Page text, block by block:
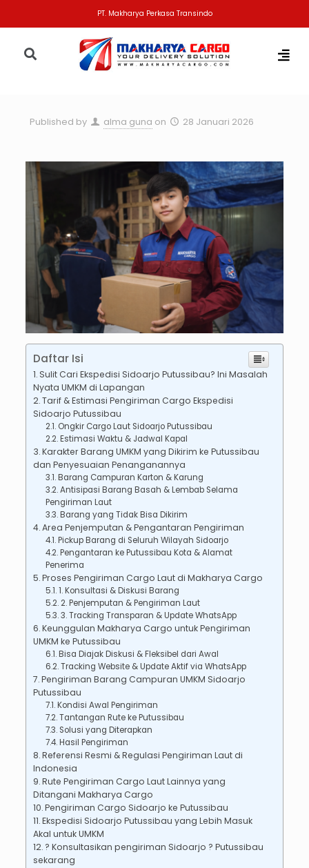
PT. Makharya Perkasa Transindo
Published by alma guna on 28 Januari 2026
Daftar Isi
Sulit Cari Ekspedisi Sidoarjo Putussibau? Ini Masalah
Nyata UMKM di Lapangan
Tarif & Estimasi Pengiriman Cargo Ekspedisi
Sidoarjo Putussibau
Ongkir Cargo Laut Sidoarjo Putussibau
Estimasi Waktu & Jadwal Kapal
Karakter Barang UMKM yang Dikirim ke Putussibau
dan Penyesuaian Penanganannya
Barang Campuran Karton & Karung
Antisipasi Barang Basah & Lembab Selama
Pengiriman Laut
Barang yang Tidak Bisa Dikirim
Area Penjemputan & Pengantaran Pengiriman
Pickup Barang di Seluruh Wilayah Sidoarjo
Pengantaran ke Putussibau Kota & Alamat
Penerima
Proses Pengiriman Cargo Laut di Makharya Cargo
1. Konsultasi & Diskusi Barang
2. Penjemputan & Pengiriman Laut
3. Tracking Transparan & Update WhatsApp
Keunggulan Makharya Cargo untuk Pengiriman
UMKM ke Putussibau
Bisa Diajak Diskusi & Fleksibel dari Awal
Tracking Website & Update Aktif via WhatsApp
Pengiriman Barang Campuran UMKM Sidoarjo
Putussibau
Kondisi Awal Pengiriman
Tantangan Rute ke Putussibau
Solusi yang Diterapkan
Hasil Pengiriman
Referensi Resmi & Regulasi Pengiriman Laut di
Indonesia
Rute Pengiriman Cargo Laut Lainnya yang
Ditangani Makharya Cargo
Pengiriman Cargo Sidoarjo ke Putussibau
Ekspedisi Sidoarjo Putussibau yang Lebih Masuk
Akal untuk UMKM
? Konsultasikan pengiriman Sidoarjo ? Putussibau
sekarang